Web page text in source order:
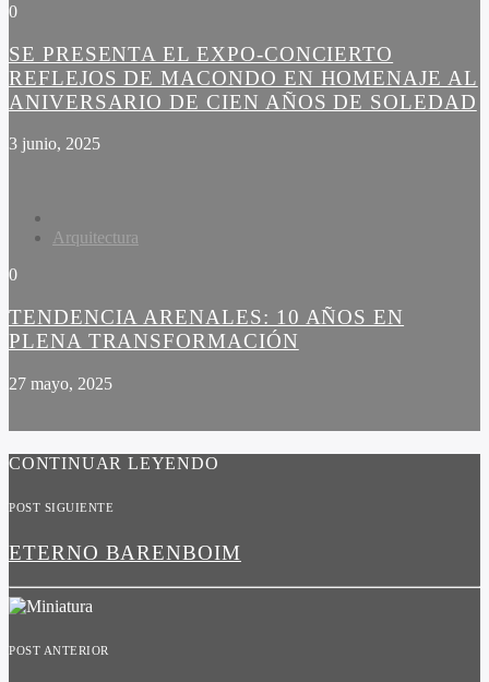
0
SE PRESENTA EL EXPO-CONCIERTO
REFLEJOS DE MACONDO EN HOMENAJE AL
ANIVERSARIO DE CIEN AÑOS DE SOLEDAD
3 junio, 2025
Arquitectura
0
TENDENCIA ARENALES: 10 AÑOS EN
PLENA TRANSFORMACIÓN
27 mayo, 2025
CONTINUAR LEYENDO
POST SIGUIENTE
ETERNO BARENBOIM
POST ANTERIOR